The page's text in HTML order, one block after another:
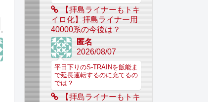
【拝島ライナーもトキ
イロ化】拝島ライナー用
40000系の今後は？
匿名
2026/08/07
平日下りのS-TRAINを飯能ま
で延長運転するのに充てるの
では？
【拝島ライナーもトキ